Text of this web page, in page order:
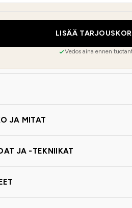
LISÄÄ
Vedos aina ennen
JA MITAT
JA -TEKNIIKAT